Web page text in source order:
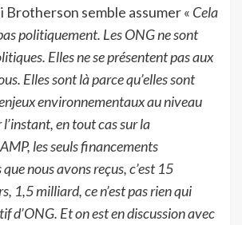
semble assumer « Cela
politiquement. Les ONG ne sont
Elles ne se présentent pas aux
Elles sont là parce qu’elles sont
environnementaux au niveau
en tout cas sur la
les seuls financements
nous avons reçus, c’est 15
1,5 milliard, ce n’est pas rien qui
d’ONG. Et on est en discussion avec